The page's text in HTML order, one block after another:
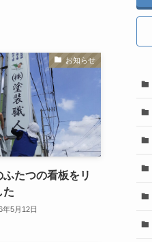
お知らせ
たつの看板をリ
た
年5月12日